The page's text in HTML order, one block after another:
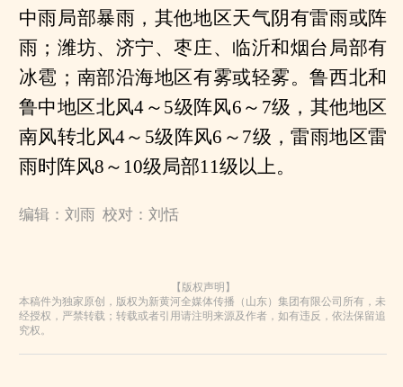
中雨局部暴雨，其他地区天气阴有雷雨或阵
雨；潍坊、济宁、枣庄、临沂和烟台局部有
冰雹；南部沿海地区有雾或轻雾。鲁西北和
鲁中地区北风4～5级阵风6～7级，其他地区
南风转北风4～5级阵风6～7级，雷雨地区雷
雨时阵风8～10级局部11级以上。
编辑：刘雨 校对：刘恬
【版权声明】
本稿件为独家原创，版权为新黄河全媒体传播（山东）集团有限公司所有，未
经授权，严禁转载；转载或者引用请注明来源及作者，如有违反，依法保留追
究权。